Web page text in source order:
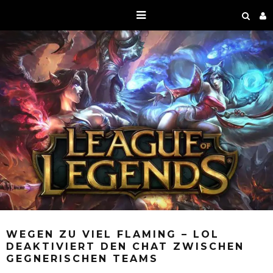
WEGEN ZU VIEL FLAMING – LOL
DEAKTIVIERT DEN CHAT ZWISCHEN
GEGNERISCHEN TEAMS